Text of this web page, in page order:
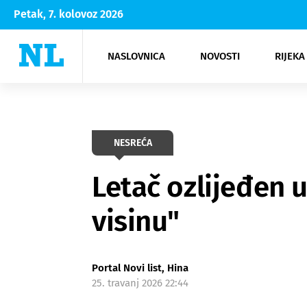
Petak, 7. kolovoz 2026
NASLOVNICA NOVOSTI
Rijeka Opatija
NK
Moda
Kultura
NESREĆA
Letač ozlijeđen
visinu"
Portal Novi list, Hina
25. travanj 2026 22:44